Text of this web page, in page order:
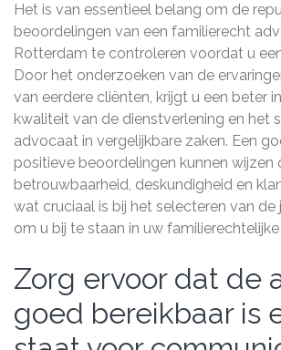
Het is van essentieel belang om de
beoordelingen van een familierecht
Rotterdam te controleren voordat u
Door het onderzoeken van de
van eerdere cliënten, krijgt u een beter
kwaliteit van de dienstverlening en het
advocaat in vergelijkbare zaken. Een
positieve beoordelingen kunnen wijzen
betrouwbaarheid, deskundigheid en
wat cruciaal is bij het selecteren van
om u bij te staan in uw
Zorg ervoor dat de
goed bereikbaar is